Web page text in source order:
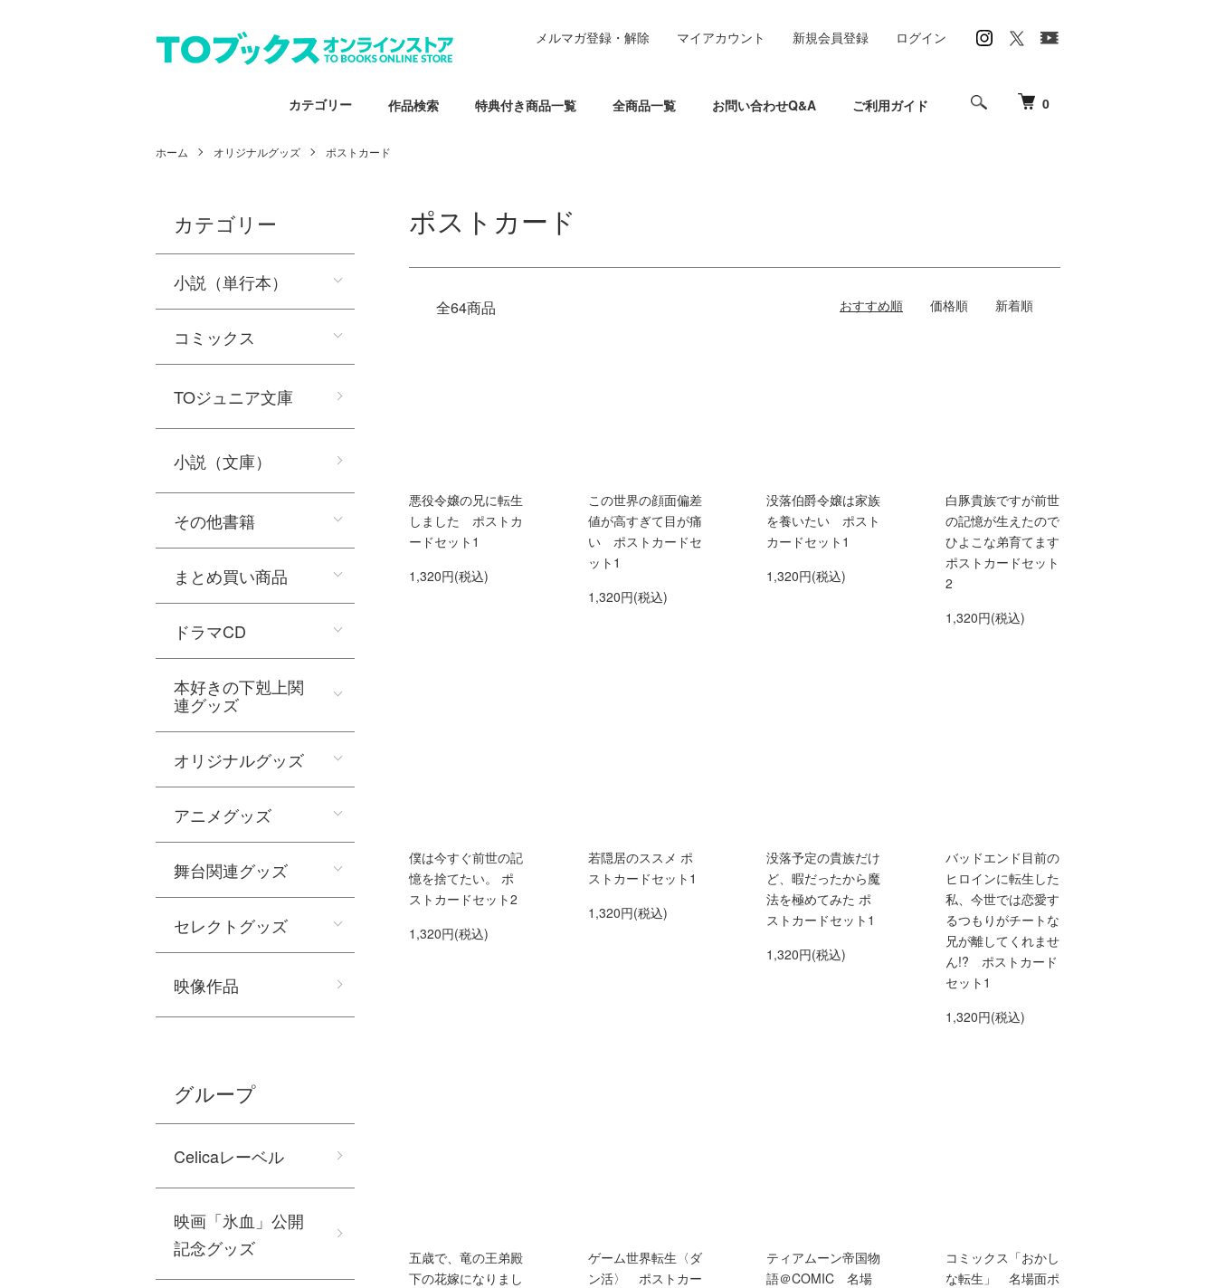
0
カテゴリー 作品検索 特典付き商品一覧 全商品一覧 お問い合わせQ&A ご利用ガイド
メルマガ登録・解除 マイアカウント 新規会員登録 ログイン
ホーム オリジナルグッズ ポストカード
ポストカード
全64商品 おすすめ順 価格順 新着順
悪役令嬢の兄に転生
しました ポストカ
ードセット1
1,320円(税込)
この世界の顔面偏差
値が高すぎて目が痛
い ポストカードセ
ット1
1,320円(税込)
没落伯爵令嬢は家族
を養いたい ポスト
カードセット1
1,320円(税込)
白豚貴族ですが前世
の記憶が生えたので
ひよこな弟育てます
ポストカードセット
2
1,320円(税込)
僕は今すぐ前世の記
憶を捨てたい。 ポ
ストカードセット2
1,320円(税込)
若隠居のススメ ポ
ストカードセット1
1,320円(税込)
没落予定の貴族だけ
ど、暇だったから魔
法を極めてみた ポ
ストカードセット1
1,320円(税込)
バッドエンド目前の
ヒロインに転生した
私、今世では恋愛す
るつもりがチートな
兄が離してくれませ
ん!? ポストカード
セット1
1,320円(税込)
五歳で、竜の王弟殿
下の花嫁になりまし
ゲーム世界転生〈ダ
ン活〉 ポストカー
ティアムーン帝国物
語＠COMIC 名場
コミックス「おかし
な転生」 名場面ポ
カテゴリー
小説（単行本）
コミックス
TOジュニア文庫
小説（文庫）
その他書籍
まとめ買い商品
ドラマCD
本好きの下剋上関
連グッズ
オリジナルグッズ
アニメグッズ
舞台関連グッズ
セレクトグッズ
映像作品
グループ
Celicaレーベル
映画「氷血」公開
記念グッズ